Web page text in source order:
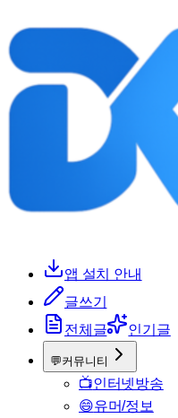
앱 설치 안내
글쓰기
전체글
인기글
💬커뮤니티
📺인터넷방송
😄유머/정보